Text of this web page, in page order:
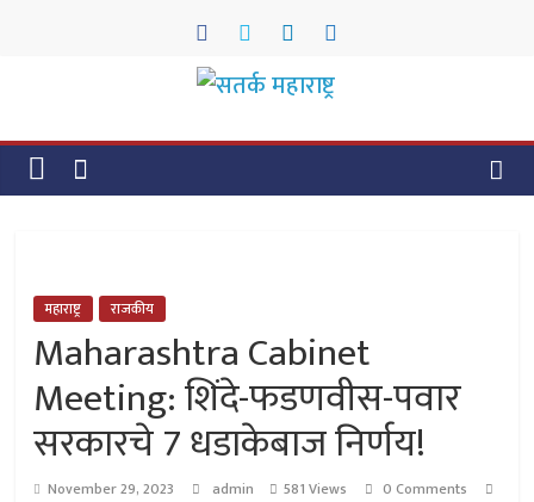
सतर्क
महाराष्ट्र
महाराष्ट्र राजकीय
Maharashtra Cabinet
Meeting: शिंदे-फडणवीस-पवार
सरकारचे 7 धडाकेबाज निर्णय!
November 29, 2023 admin 581 Views
0 Comments